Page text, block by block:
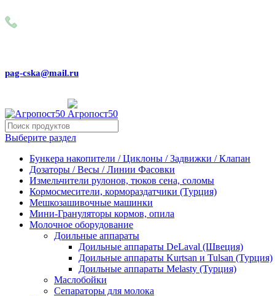
pag-cska@mail.ru
Выберите раздел
Бункера накопители / Циклоны / Задвижки / Клапан
Дозаторы / Весы / Линии Фасовки
Измельчители рулонов, тюков сена, соломы
Кормосмесители, кормораздатчики (Турция)
Мешкозашивочные машинки
Мини-Грануляторы кормов, опила
Молочное оборудование
Доильные аппараты
Доильные аппараты DeLaval (Швеция)
Доильные аппараты Kurtsan и Tulsan (Турция)
Доильные аппараты Melasty (Турция)
Маслобойки
Сепараторы для молока